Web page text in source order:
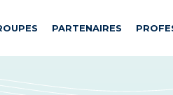
PARTENAIRES